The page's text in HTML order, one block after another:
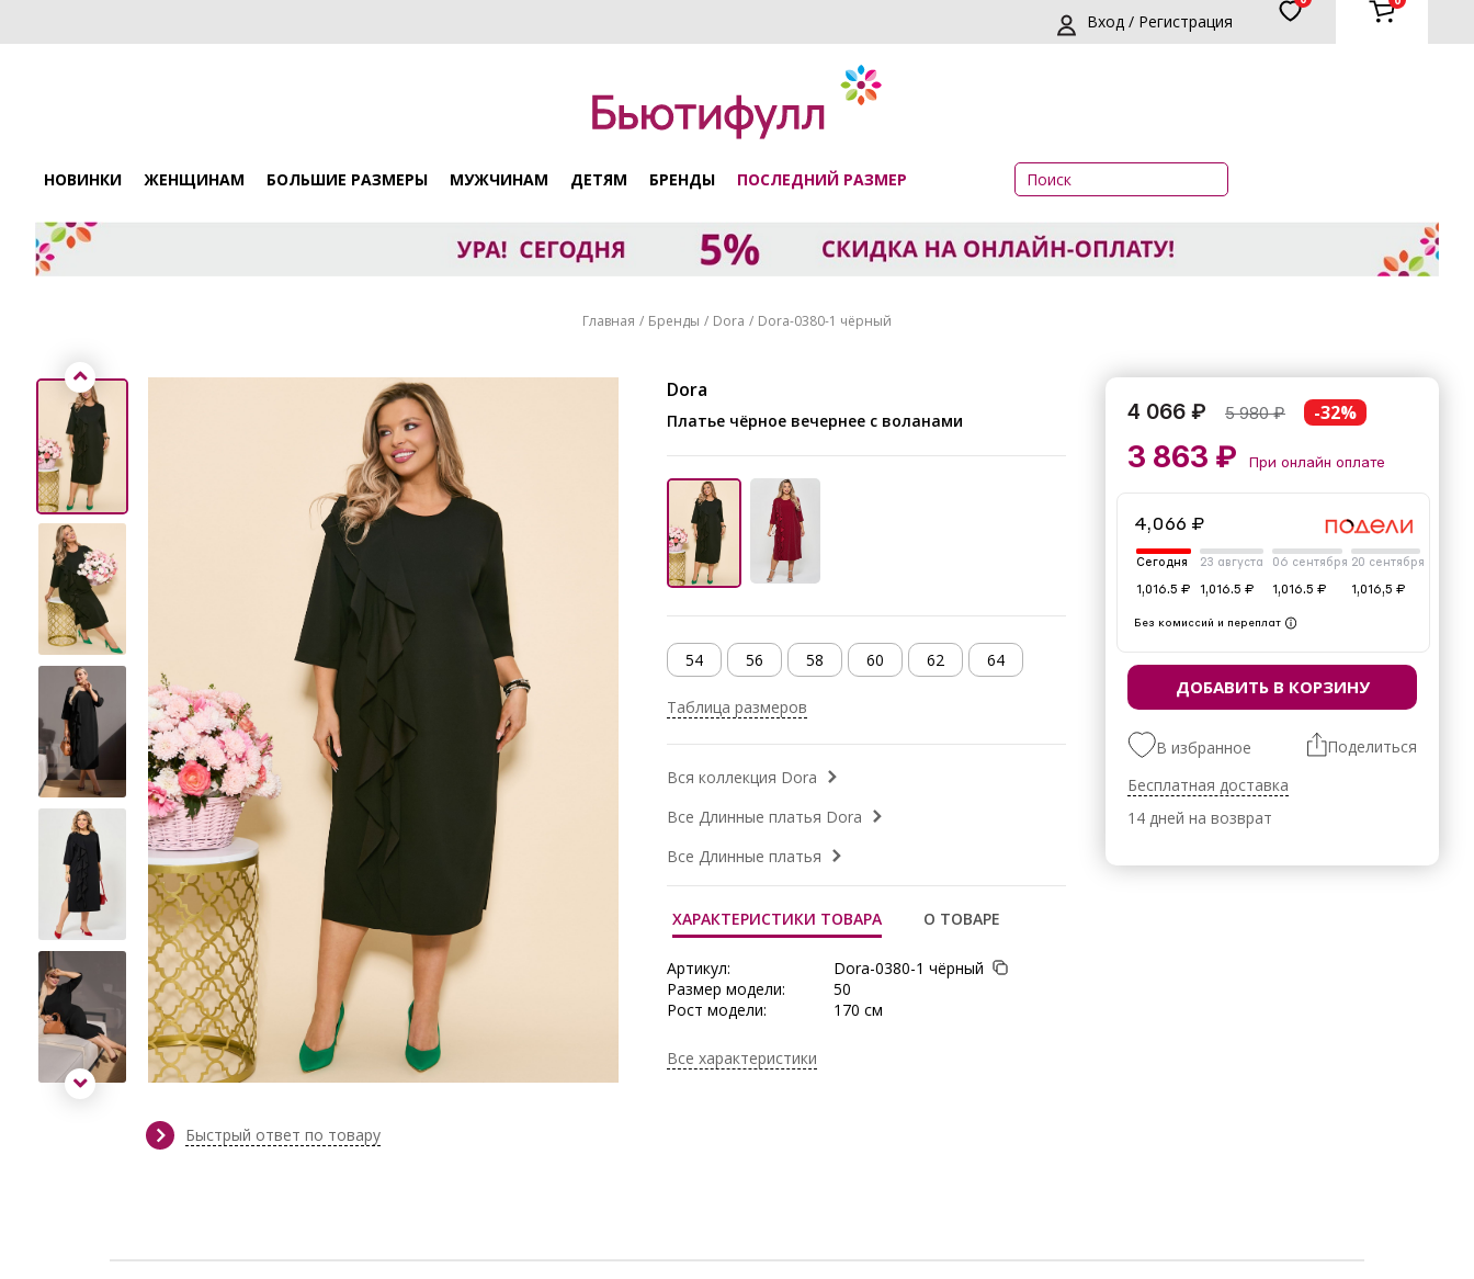
Вход / Регистрация
НОВИНКИ ЖЕНЩИНАМ БОЛЬШИЕ РАЗМЕРЫ МУЖЧИНАМ ДЕТЯМ БРЕНДЫ ПОСЛЕДНИЙ РАЗМЕР
Главная Бренды Dora Dora-0380-1 чёрный
Быстрый ответ по товару
Dora
Платье чёрное вечернее с воланами
54 56 58 60 62 64
Таблица размеров
Вся коллекция Dora
Все Длинные платья Dora
Все Длинные платья
ХАРАКТЕРИСТИКИ ТОВАРА О ТОВАРЕ
Артикул:
Dora-0380-1 чёрный
Размер модели:
50
Рост модели:
170 см
Тип ткани:
Все характеристики
4 066 ₽ 5 980₽ -32%
3 863 ₽ При онлайн оплате
4,066 ₽
Сегодня
1,016.5 ₽
23 августа
1,016.5 ₽
06 сентября
1,016.5 ₽
20 сентября
1,016,5 ₽
Без комиссий и переплат
ДОБАВИТЬ В КОРЗИНУ
В избранное
Поделиться
Бесплатная доставка
14 дней на возврат